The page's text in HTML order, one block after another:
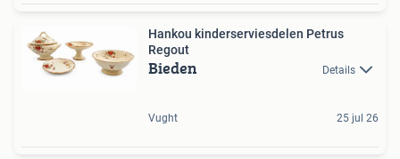
Hankou kinderserviesdelen Petrus
Regout
Bieden Details
Vught 25 jul 26